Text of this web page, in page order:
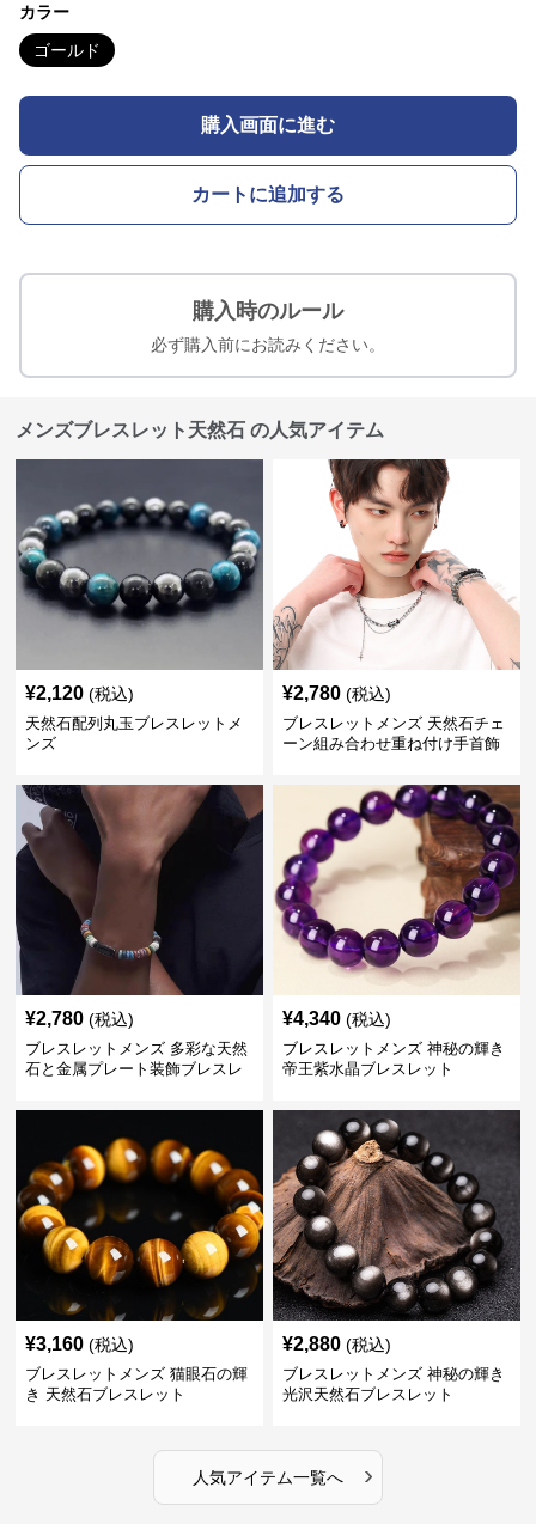
カラー
ゴールド
購入画面に進む
カートに追加する
購入時のルール
必ず購入前にお読みください。
メンズブレスレット天然石 の人気アイテム
¥2,120 (税込)
天然石配列丸玉ブレスレットメ
ンズ
¥2,780 (税込)
ブレスレットメンズ 天然石チェ
ーン組み合わせ重ね付け手首飾
¥2,780 (税込)
ブレスレットメンズ 多彩な天然
石と金属プレート装飾ブレスレ
¥4,340 (税込)
ブレスレットメンズ 神秘の輝き
帝王紫水晶ブレスレット
¥3,160 (税込)
ブレスレットメンズ 猫眼石の輝
き 天然石ブレスレット
¥2,880 (税込)
ブレスレットメンズ 神秘の輝き
光沢天然石ブレスレット
人気アイテム一覧へ ›